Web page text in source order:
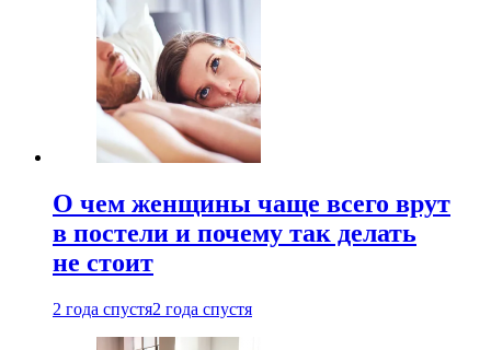
О чем женщины чаще всего врут
в постели и почему так делать
не стоит
2 года спустя2 года спустя